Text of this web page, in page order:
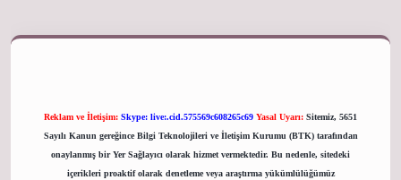
Reklam ve İletişim: Skype: live:.cid.575569c608265c69 Yasal Uyarı: Sitemiz, 5651
Sayılı Kanun gereğince Bilgi Teknolojileri ve İletişim Kurumu (BTK) tarafından
onaylanmış bir Yer Sağlayıcı olarak hizmet vermektedir. Bu nedenle, sitedeki
içerikleri proaktif olarak denetleme veya araştırma yükümlülüğümüz